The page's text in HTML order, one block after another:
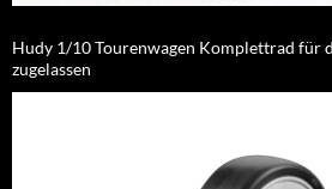
Hudy 1/10 Tourenwagen Komplettrad für
zugelassen